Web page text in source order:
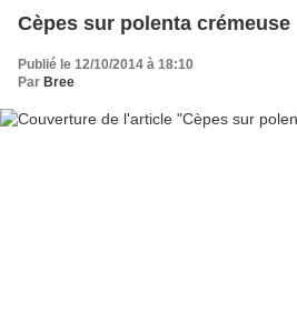
Cèpes sur polenta crémeuse
Publié le 12/10/2014 à 18:10
Par Bree